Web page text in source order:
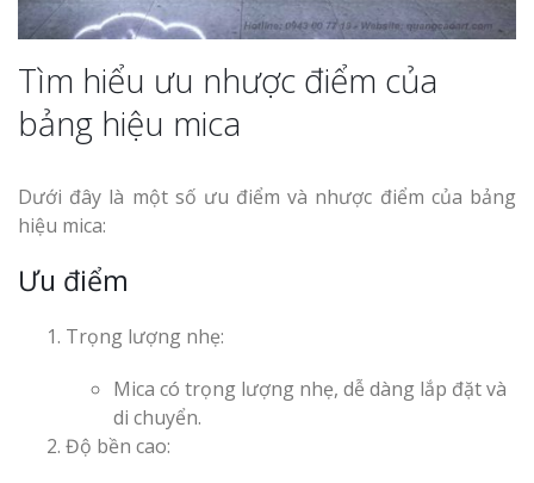
Tìm hiểu ưu nhược điểm của
bảng hiệu mica
Dưới đây là một số ưu điểm và nhược điểm của bảng
hiệu mica:
Ưu điểm
Trọng lượng nhẹ:
Mica có trọng lượng nhẹ, dễ dàng lắp đặt và
di chuyển.
Độ bền cao:
Thi Công
Nghệ An Nâng Tầm
Làm Biển
Rẻ Tại Vinh Giải Pháp
Biển Led